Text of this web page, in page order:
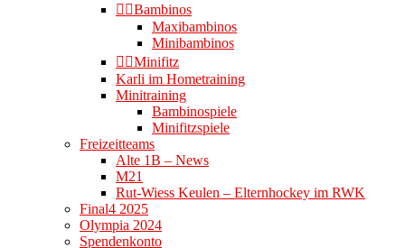
👉🏻Bambinos
Maxibambinos
Minibambinos
👉🏻Minifitz
Karli im Hometraining
Minitraining
Bambinospiele
Minifitzspiele
Freizeitteams
Alte 1B – News
M21
Rut-Wiess Keulen – Elternhockey im RWK
Final4 2025
Olympia 2024
Spendenkonto